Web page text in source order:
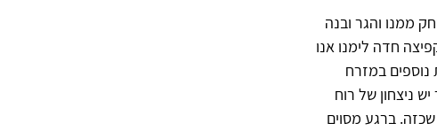
ממנו והגר ובנה
חדה לימנו אנו
נוספים במזרח
ניצחון של רוח
שכזה. ברגע מסוים